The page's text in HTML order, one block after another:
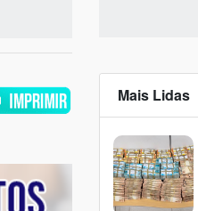
Mais Lidas